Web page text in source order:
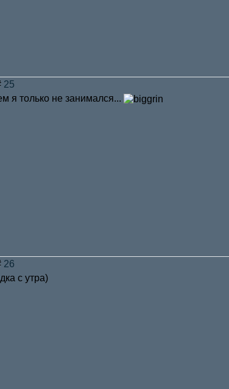
25
я только не занимался...
26
с утра)